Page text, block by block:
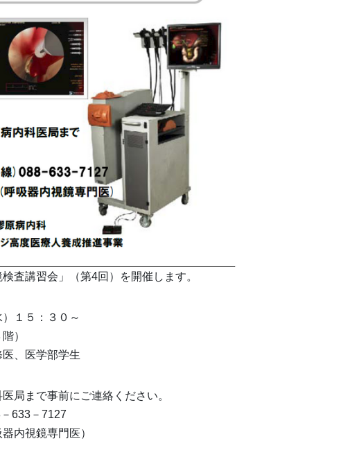
査講習会」（第4回）を開催します。
１５：３０～
）
、医学部学生
局まで事前にご連絡ください。
633－7127
内視鏡専門医）